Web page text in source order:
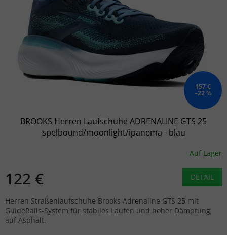
157 €
–22 %
BROOKS Herren Laufschuhe ADRENALINE GTS 25
spelbound/moonlight/ipanema - blau
Auf Lager
122 € DETAIL
Herren Straßenlaufschuhe Brooks Adrenaline GTS 25 mit
GuideRails-System für stabiles Laufen und hoher Dämpfung
auf Asphalt.